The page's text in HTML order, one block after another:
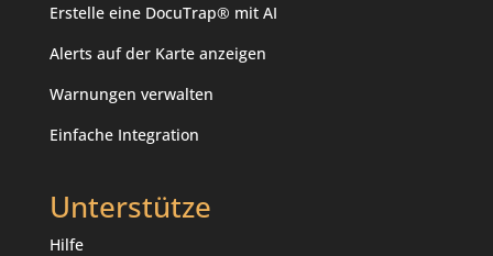
Erstelle eine DocuTrap® mit AI
Alerts auf der Karte anzeigen
Warnungen verwalten
Einfache Integration
Unterstütze
Hilfe